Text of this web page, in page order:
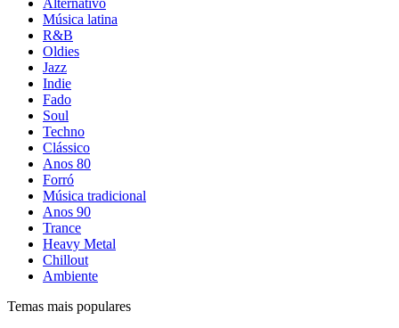
Alternativo
Música latina
R&B
Oldies
Jazz
Indie
Fado
Soul
Techno
Clássico
Anos 80
Forró
Música tradicional
Anos 90
Trance
Heavy Metal
Chillout
Ambiente
Temas mais populares